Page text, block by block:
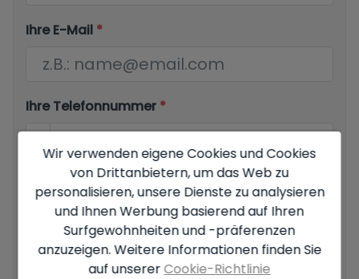
Ihre E-Mail *
Ihre Telefonnummer *
Ihre Nachricht
Wir verwenden eigene Cookies und Cookies
von Drittanbietern, um das Web zu
personalisieren, unsere Dienste zu analysieren
und Ihnen Werbung basierend auf Ihren
Surfgewohnheiten und -präferenzen
anzuzeigen. Weitere Informationen finden Sie
auf unserer Cookie-Richtlinie